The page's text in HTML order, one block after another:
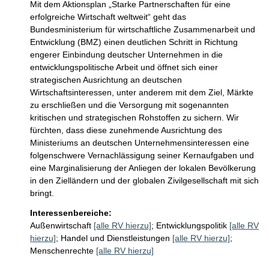
Mit dem Aktionsplan „Starke Partnerschaften für eine
erfolgreiche Wirtschaft weltweit“ geht das
Bundesministerium für wirtschaftliche Zusammenarbeit und
Entwicklung (BMZ) einen deutlichen Schritt in Richtung
engerer Einbindung deutscher Unternehmen in die
entwicklungspolitische Arbeit und öffnet sich einer
strategischen Ausrichtung an deutschen
Wirtschaftsinteressen, unter anderem mit dem Ziel, Märkte
zu erschließen und die Versorgung mit sogenannten
kritischen und strategischen Rohstoffen zu sichern. Wir
fürchten, dass diese zunehmende Ausrichtung des
Ministeriums an deutschen Unternehmensinteressen eine
folgenschwere Vernachlässigung seiner Kernaufgaben und
eine Marginalisierung der Anliegen der lokalen Bevölkerung
in den Zielländern und der globalen Zivilgesellschaft mit sich
bringt.
Interessenbereiche:
Außenwirtschaft [alle RV hierzu]; Entwicklungspolitik [alle RV
hierzu]; Handel und Dienstleistungen [alle RV hierzu];
Menschenrechte [alle RV hierzu]